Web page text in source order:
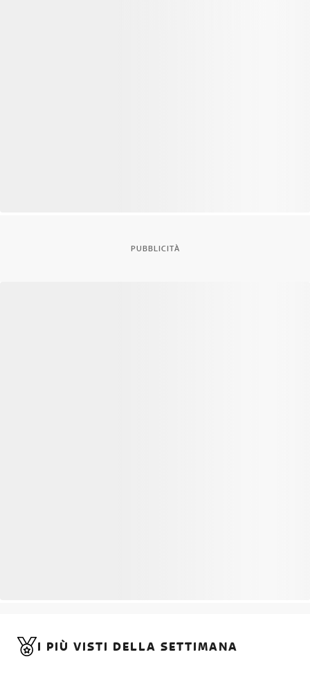
PUBBLICITÀ
I PIÙ VISTI DELLA SETTIMANA